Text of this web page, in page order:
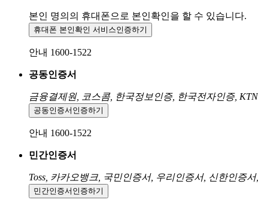
본인 명의의 휴대폰으로 본인확인을 할 수 있습니다.
휴대폰 본인확인 서비스인증하기
안내 1600-1522
공동인증서
금융결제원, 코스콤, 한국정보인증, 한국전자인증,
공동인증서 인증하기
안내 1600-1522
민간인증서
Toss, 카카오뱅크, 국민인증서, 우리인증서, 신한인증
민간인증서 인증하기